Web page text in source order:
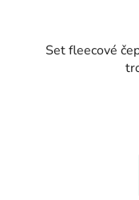
Set fleecové